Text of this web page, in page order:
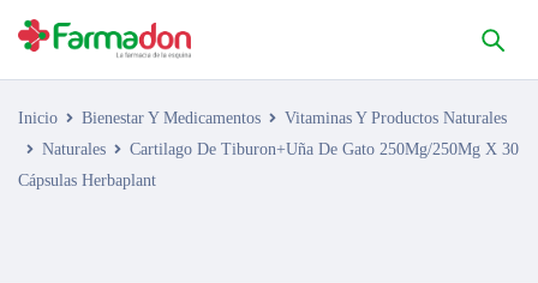
Inicio Bienestar Y Medicamentos
Vitaminas Y Productos Naturales
Naturales
Cartilago De Tiburon+Uña De Gato 250Mg/250Mg X 30
Cápsulas Herbaplant